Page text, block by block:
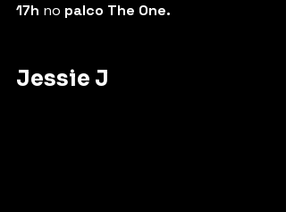
17h no palco The One.
Jessie J